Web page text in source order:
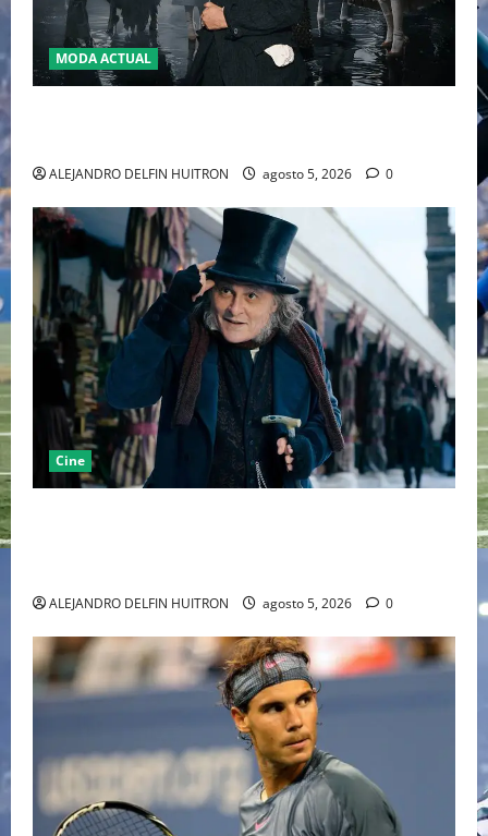
MODA ACTUAL
ALEJANDRO DELFIN HUITRON agosto 5, 2026 0
Cine
ALEJANDRO DELFIN HUITRON agosto 5, 2026 0